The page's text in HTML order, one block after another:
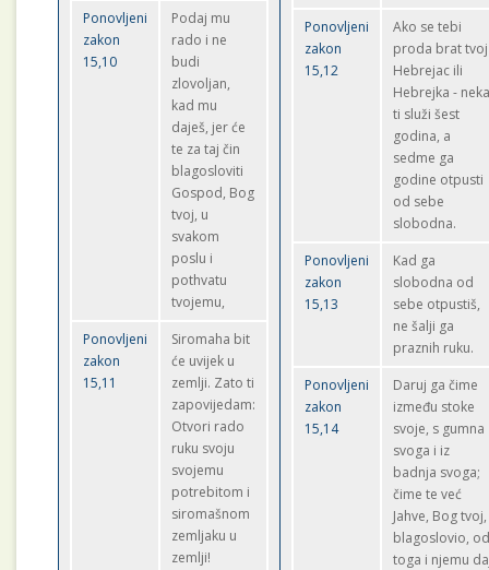
Ponovljeni
zakon
15,10
Podaj mu
rado i ne
budi
zlovoljan,
kad mu
daješ, jer će
te za taj čin
blagosloviti
Gospod, Bog
tvoj, u
svakom
poslu i
pothvatu
tvojemu,
Ponovljeni
zakon
15,11
Siromaha bit
će uvijek u
zemlji. Zato ti
zapovijedam:
Otvori rado
ruku svoju
svojemu
potrebitom i
siromašnom
zemljaku u
zemlji!
Ponovljeni
zakon
15,12
Ako se tebi
proda brat
Hebrejac ili
Hebrejka -
ti služi šest
godina, a
sedme ga
godine otpusti
od sebe
slobodna.
Ponovljeni
zakon
15,13
Kad ga
slobodna od
sebe otpustiš,
ne šalji ga
praznih ruku.
Ponovljeni
zakon
15,14
Daruj ga čime
između stoke
svoje, s gumna
svoga i iz
badnja svoga;
čime te već
Jahve, Bog tvoj,
blagoslovio,
toga i njemu